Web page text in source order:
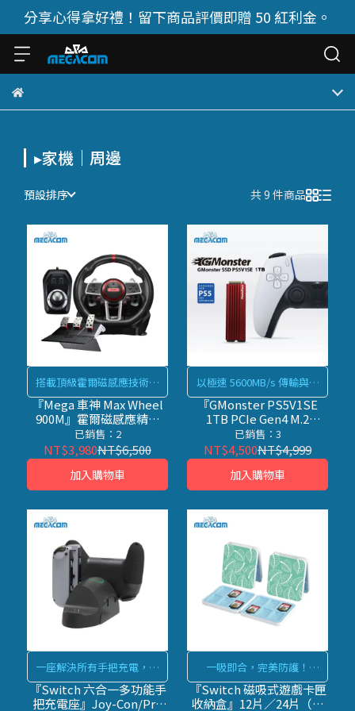
分享心得拿好禮！留下商品評價即贈 50 紅利金。
▸家機｜周邊
預設排序 共 9 件商品
搭載頂級霍爾磁感應技術，
0.01 秒同步反應直擊遲滯痛
點，助你制霸地平線全賽道
『Mega 車神 Max Wheel
900M』霍爾磁感應精準
6in1 方向盤（全配版）
已銷售：2
NT$3,980NT$6,500
加入購物車
以極速 5600MB/s 傳輸與一
體式散熱，完美解鎖 PS5 空
間限制，打造零卡頓遊戲體
驗
『GMonster PS5V1SE
1TB PCIe Gen4 M.2
SSD』5600MBs飆速相容
內建散熱片固態硬碟
【PhotoFast】
已銷售：3
NT$4,500NT$4,999
加入購物車
一座解決所有手把充電，徹
底終結多人聚會的斷電焦
『Switch 六合一多功能手
把充電座』Joy-Con/Pro
一吸即合，完美防護！
『Switch 磁吸式遊戲卡匣收
『Switch 磁吸式遊戲卡匣
收納盒』12片／24片（森